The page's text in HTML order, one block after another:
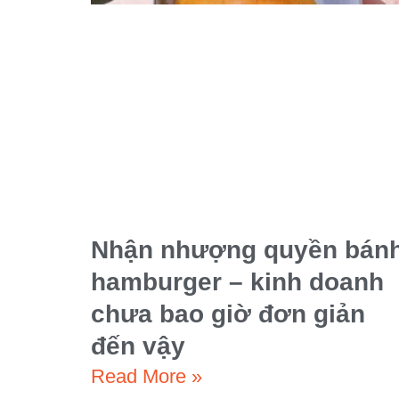
Nhận nhượng quyền
hamburger – kinh doanh
chưa bao giờ đơn giản
đến vậy
Read More »